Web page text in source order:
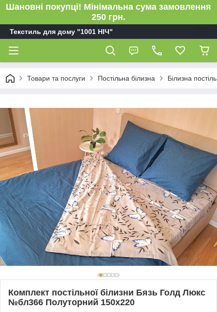
Шановні покупці! Мінімальна сума замовлення
250 грн.
Текстиль для дому "1001 НІЧ"
Товари та послуги Постільна білизна Білизна
Комплект постільної білизни Бязь Голд Люкс
№бл366 Полуторний 150х220